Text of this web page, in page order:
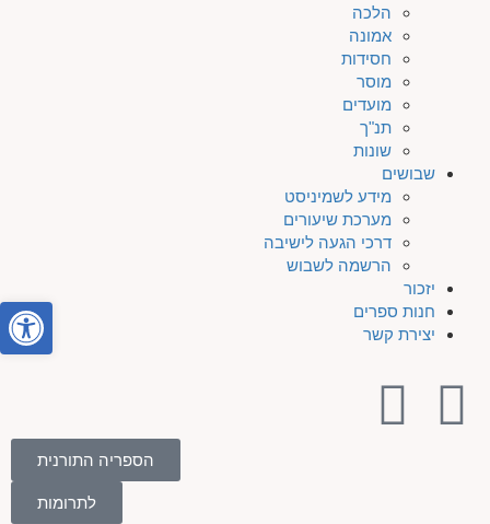
הלכה
אמונה
חסידות
מוסר
מועדים
תנ"ך
שונות
שבושים
מידע לשמיניסט
מערכת שיעורים
דרכי הגעה לישיבה
הרשמה לשבוש
יזכור
חנות ספרים
יצירת קשר
הספריה התורנית
לתרומות
פתח